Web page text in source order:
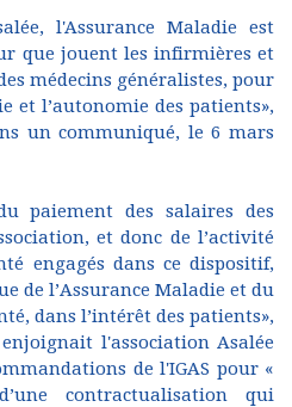
l'Assurance Maladie est
que jouent les infirmières et
médecins généralistes, pour
et l’autonomie des patients»,
un communiqué, le 6 mars
paiement des salaires des
et donc de l’activité
engagés dans ce dispositif,
de l’Assurance Maladie et du
dans l’intérêt des patients»,
l'association Asalée
de l'IGAS pour «
contractualisation qui